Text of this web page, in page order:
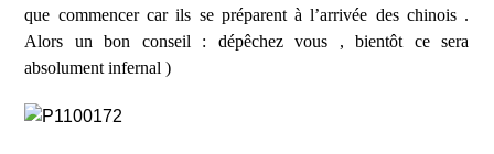
que commencer car ils se préparent à l’arrivée des chinois .
Alors un bon conseil : dépêchez vous , bientôt ce sera
absolument infernal )